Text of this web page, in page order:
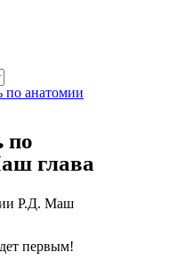
по анатомии
по
глава
Р.Д. Маш
первым!